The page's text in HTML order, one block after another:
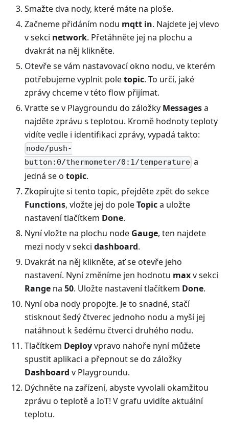
Smažte dva nody, které máte na ploše.
Začneme přidáním nodu mqtt in. Najdete jej vlevo
v sekci network. Přetáhněte jej na plochu a
dvakrát na něj klikněte.
Otevře se vám nastavovací okno nodu, ve kterém
potřebujeme vyplnit poletopic. To určí, jaké
zprávy chceme v této flow přijímat.
Vraťte se v Playgroundu do záložky Messagesa
najděte zprávu s teplotou. Kromě hodnoty teploty
vidíte vedle i identifikaci zprávy, vypadá takto:
node/push-
button:0/thermometer/0:1/temperature a
jedná se o topic.
Zkopírujte si tento topic, přejděte zpět do sekce
Functions, vložte jej do poleTopica uložte
nastavení tlačítkem Done.
Nyní vložte na plochu node Gauge, ten najdete
mezi nody v sekci dashboard.
Dvakrát na něj klikněte, ať se otevře jeho
nastavení. Nyní změníme jen hodnotu maxv sekci
Range na 50. Uložte nastavení tlačítkem Done.
Nyní oba nody propojte. Je to snadné, stačí
stisknout šedý čtverec jednoho nodu a myší jej
natáhnout k šedému čtverci druhého nodu.
Tlačítkem Deployvpravo nahoře nyní můžete
spustit aplikaci a přepnout se do záložky
Dashboard v Playgroundu.
Dýchněte na zařízení, abyste vyvolali okamžitou
zprávu o teplotě a IoT! V grafu uvidíte aktuální
teplotu.